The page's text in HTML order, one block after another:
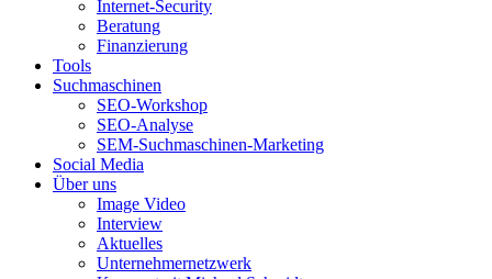
Internet-Security
Beratung
Finanzierung
Tools
Suchmaschinen
SEO-Workshop
SEO-Analyse
SEM-Suchmaschinen-Marketing
Social Media
Über uns
Image Video
Interview
Aktuelles
Unternehmernetzwerk